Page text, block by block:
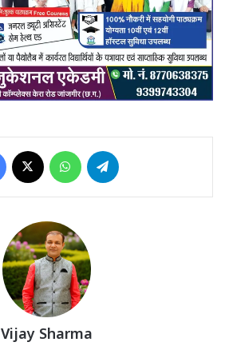
Facebook WhatsApp
Vijay Sharma